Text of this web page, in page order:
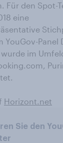
Für den Spot-
eine
YouGov-Panel
im
Horizont.net
Sie den